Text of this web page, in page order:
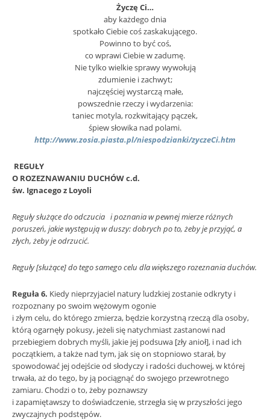
Życzę Ci…
aby każdego dnia
spotkało Ciebie coś zaskakującego.
Powinno to być coś,
co wprawi Ciebie w zadumę.
Nie tylko wielkie sprawy wywołują
zdumienie i zachwyt;
najczęściej wystarczą małe,
powszednie rzeczy i wydarzenia:
taniec motyla, rozkwitający pączek,
śpiew słowika nad polami.
http://www.zosia.piasta.pl/niespodzianki/zyczeCi.htm
REGUŁY
O ROZEZNAWANIU DUCHÓW c.d.
św. Ignacego z Loyoli
Reguły służące do odczucia i poznania w pewnej mierze różnych
poruszeń, jakie występują w duszy: dobrych po to, żeby je przyjąć, a
złych, żeby je odrzucić.
Reguły [służące] do tego samego celu dla większego rozeznania duchów.
Reguła 6. Kiedy nieprzyjaciel natury ludzkiej zostanie odkryty i
rozpoznany po swoim wężowym ogonie
i złym celu, do którego zmierza, będzie korzystną rzeczą dla osoby,
którą ogarnęły pokusy, jeżeli się natychmiast zastanowi nad
przebiegiem dobrych myśli, jakie jej podsuwa [zły anioł], i nad ich
początkiem, a także nad tym, jak się on stopniowo starał, by
spowodować jej odejście od słodyczy i radości duchowej, w której
trwała, aż do tego, by ją pociągnąć do swojego przewrotnego
zamiaru. Chodzi o to, żeby poznawszy
i zapamiętawszy to doświadczenie, strzegła się w przyszłości jego
zwyczajnych podstępów.